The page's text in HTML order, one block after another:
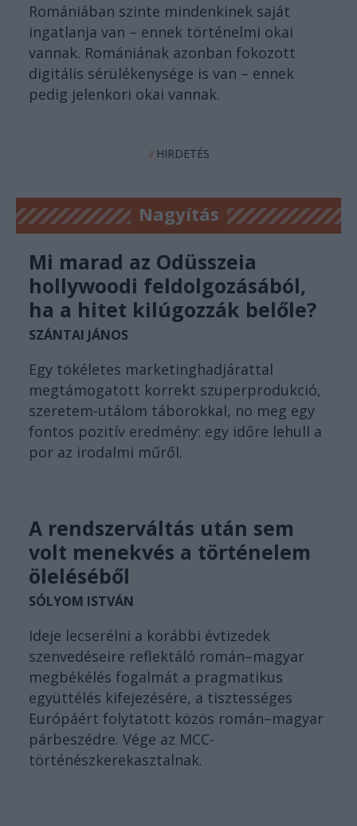
Romániában szinte mindenkinek saját
ingatlanja van – ennek történelmi okai
vannak. Romániának azonban fokozott
digitális sérülékenysége is van – ennek
pedig jelenkori okai vannak.
//HIRDETÉS
Nagyítás
Mi marad az Odüsszeia
hollywoodi feldolgozásából,
ha a hitet kilúgozzák belőle?
SZÁNTAI JÁNOS
Egy tökéletes marketinghadjárattal
megtámogatott korrekt szuperprodukció,
szeretem-utálom táborokkal, no meg egy
fontos pozitív eredmény: egy időre lehull a
por az irodalmi műről.
A rendszerváltás után sem
volt menekvés a történelem
öleléséből
SÓLYOM ISTVÁN
Ideje lecserélni a korábbi évtizedek
szenvedéseire reflektáló román–magyar
megbékélés fogalmát a pragmatikus
együttélés kifejezésére, a tisztességes
Európáért folytatott közös román–magyar
párbeszédre. Vége az MCC-
történészkerekasztalnak.